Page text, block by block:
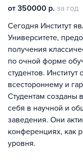
от 350000 р. за год
Сегодня Институт
Университете,
получения
по очной форме
студентов.
всестороннему и
Студентам созданы
себя в научной и
заведения. Они
конференциях, как
уровня.